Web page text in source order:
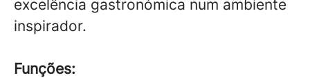
excelência gastronómica num ambiente
inspirador.
Funções: